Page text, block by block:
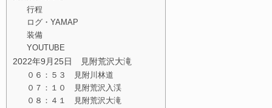
行程
ログ・YAMAP
装備
YOUTUBE
2022年9月25日 見附荒沢大滝
０６：５３ 見附川林道
０７：１０ 見附荒沢入渓
０８：４１ 見附荒沢大滝